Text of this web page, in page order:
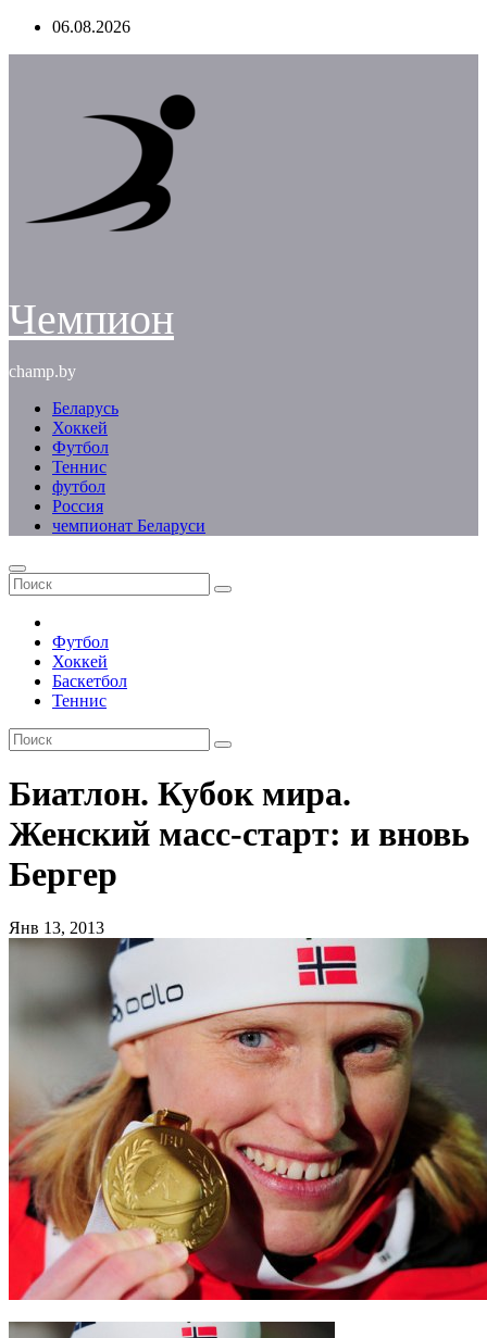
Перейти06.08.2026
Чемпион
champ.by
Беларусь
Хоккей
Футбол
Теннис
футбол
Россия
чемпионат Беларуси
Футбол
Хоккей
Баскетбол
Теннис
Биатлон. Кубок мира.
Женский масс-старт: и вновь
Бергер
Янв 13, 2013